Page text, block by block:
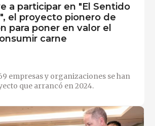
a participar en "El Sentido
el proyecto pionero de
para poner en valor el
carne
empresas y organizaciones se han
que arrancó en 2024.